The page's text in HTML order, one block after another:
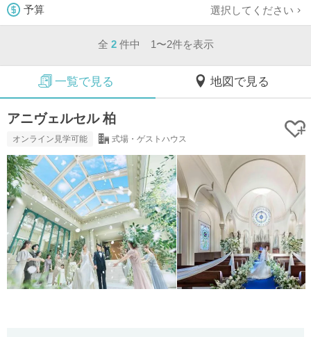
予算 選択してください
全 2 件中 1〜2件を表示
一覧で見る 地図で見る
アニヴェルセル 柏
オンライン見学可能 式場・ゲストハウス